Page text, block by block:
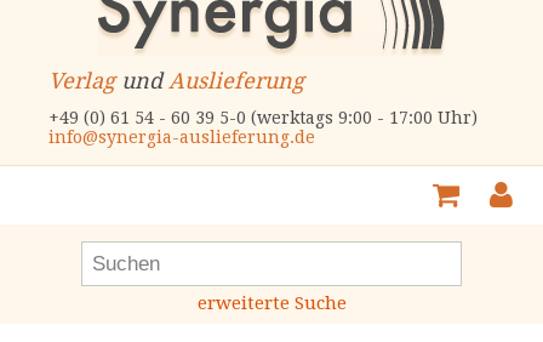
VerlagundAuslieferung
+49 (0) 61 54 - 60 39 5-0 (werktags 9:00 - 17:00 Uhr)
info@synergia-auslieferung.de
erweiterte Suche